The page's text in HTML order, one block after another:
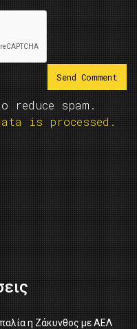
reduce spam.
is processed.
η Ζάκυνθος με ΑΕΛ